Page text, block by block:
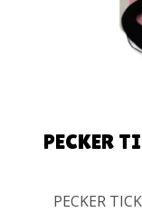
PECKER
PECKER